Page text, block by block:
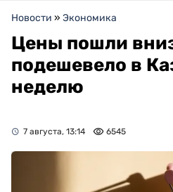
Новости » Экономика
Цены пошли
подешевело в
неделю
7 августа, 13:14 6545